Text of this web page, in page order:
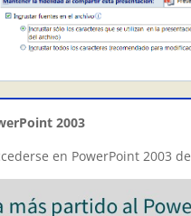
2003
en PowerPoint 2003